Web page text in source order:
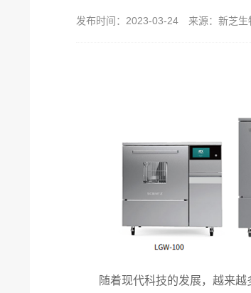
发布时间：2023-03-24 来源：新芝生
随着现代科技的发展，越来越